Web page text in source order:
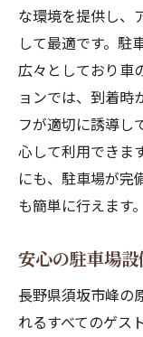
な環境を提供し、
して最適です。駐
広々としており車
ョンでは、到着時
フが適切に誘導し
心して利用できま
にも、駐車場が完
も簡単に行えます。
安心の駐車場設
長野県須坂市峰の
れるすべてのゲス